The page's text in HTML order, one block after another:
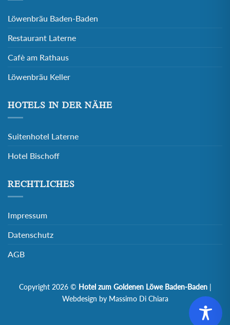
Löwenbräu Baden-Baden
Restaurant Laterne
Cafè am Rathaus
Löwenbräu Keller
HOTELS IN DER NÄHE
Suitenhotel Laterne
Hotel Bischoff
RECHTLICHES
Impressum
Datenschutz
AGB
Copyright 2026 © Hotel zum Goldenen Löwe Baden-Baden|
Webdesign by Massimo Di Chiara